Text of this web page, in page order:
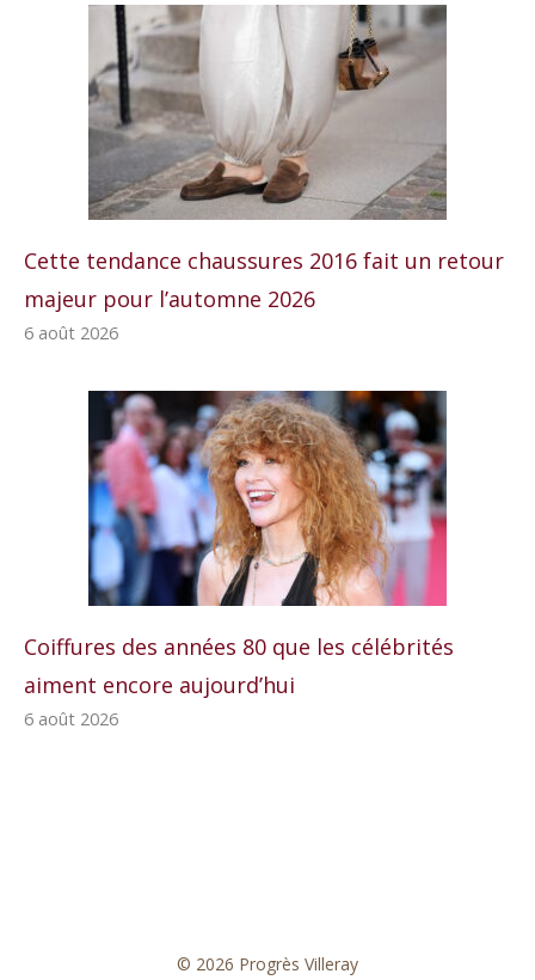
Cette tendance chaussures 2016 fait un retour
majeur pour l’automne 2026
6 août 2026
Coiffures des années 80 que les célébrités
aiment encore aujourd’hui
6 août 2026
© 2026 Progrès Villeray